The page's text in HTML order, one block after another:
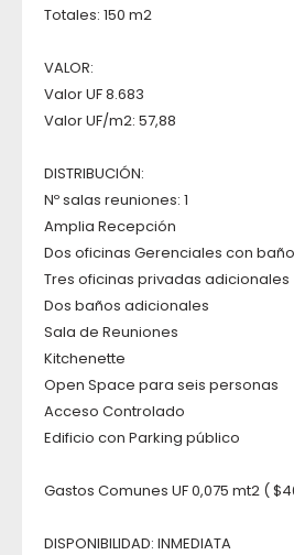
Totales: 150 m2
VALOR:
Valor UF 8.683
Valor UF/m2: 57,88
DISTRIBUCIÓN:
Nº salas reuniones: 1
Amplia Recepción
Dos oficinas Gerenciales con
Tres oficinas privadas adicionales
Dos baños adicionales
Sala de Reuniones
Kitchenette
Open Space para seis personas
Acceso Controlado
Edificio con Parking público
Gastos Comunes UF 0,075 mt2 (
DISPONIBILIDAD: INMEDIATA